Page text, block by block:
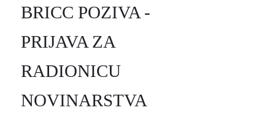
BRICC POZIVA -
PRIJAVA ZA
RADIONICU
NOVINARSTVA